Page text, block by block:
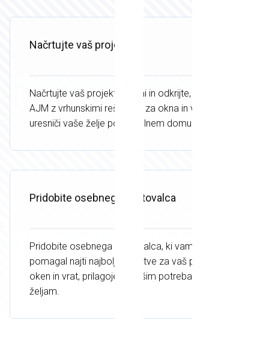
Načrtujte vaš projekt
Načrtujte vaš projekt z nami in odkrijte, kako lahko
AJM z vrhunskimi rešitvami za okna in vrata
uresniči vaše želje po popolnem domu.
Pridobite osebnega svetovalca
Pridobite osebnega svetovalca, ki vam bo
pomagal najti najboljše rešitve za vaš projekt
oken in vrat, prilagojene vašim potrebam in
željam.